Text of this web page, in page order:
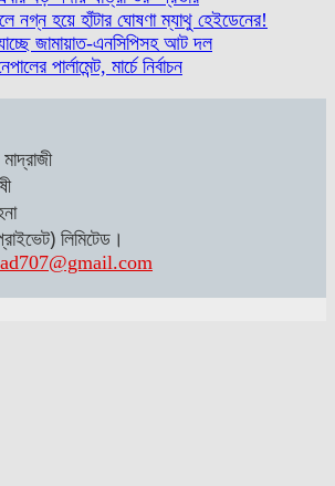
নগ্ন হয়ে হাঁটার ঘোষণা ম্যাথু হেইডেনের!
জামায়াত-এনসিপিসহ আট দল
পার্লামেন্ট, মার্চে নির্বাচন
লিমিটেড।